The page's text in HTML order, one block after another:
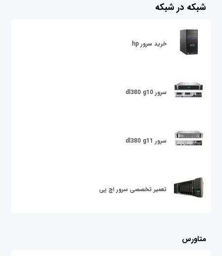
شبکه در شبکه
خرید سرور hp
سرور dl380 g10
سرور dl380 g11
تعمیر تخصصی سرور اچ پی
متاورس